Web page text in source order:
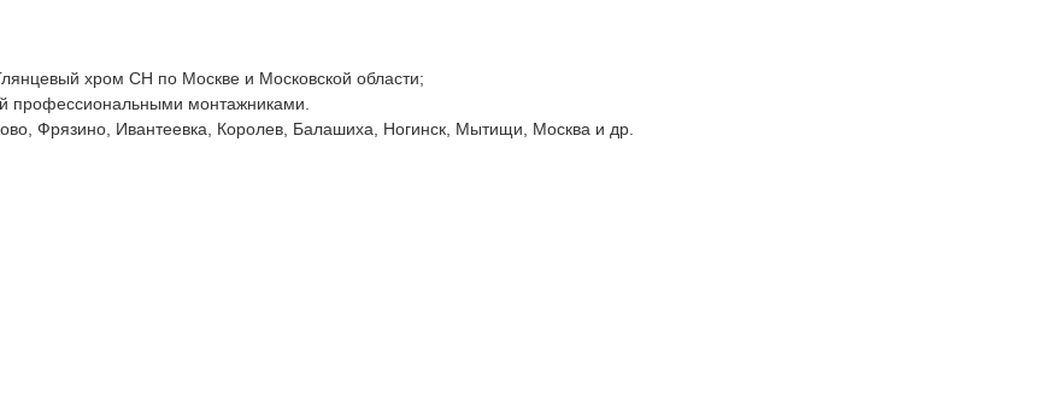
хром CH по Москве и Московской области;
профессиональными монтажниками.
Фрязино, Ивантеевка, Королев, Балашиха, Ногинск, Мытищи, Москва и др.